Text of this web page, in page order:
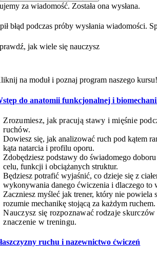
za wiadomość. Została ona wysłana.
błąd podczas próby wysłania wiadomości.
jak wiele się nauczysz
na moduł i poznaj program naszego kursu!
do anatomii funkcjonalnej i
Zrozumiesz, jak pracują stawy i mięśnie
ruchów.
Dowiesz się, jak analizować ruch pod kątem
kąta natarcia i profilu oporu.
Zdobędziesz podstawy do świadomego
celu, funkcji i obciążanych struktur.
Będziesz potrafić wyjaśnić, co dzieje się z
wykonywania danego ćwiczenia i dlaczego to
Zaczniesz myśleć jak trener, który nie powiela
rozumie mechanikę stojącą za każdym ruchem.
Nauczysz się rozpoznawać rodzaje
znaczenie w treningu.
ruchu i nazewnictwo ćwiczeń